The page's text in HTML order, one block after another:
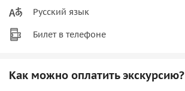
Русский язык
Билет в телефоне
Как можно оплатить экскурсию?